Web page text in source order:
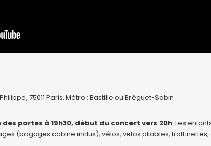
75011 Paris. Métro : Bastille ou Bréguet-Sabin
portes à 19h30, début du concert vers 20h. Les
(bagages cabine inclus), vélos, vélos pliables,